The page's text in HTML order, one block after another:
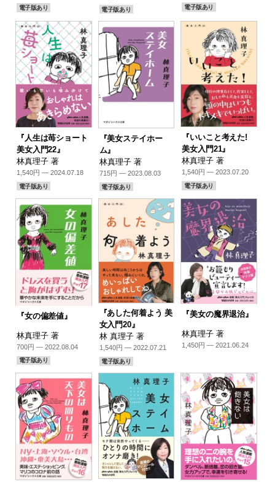
電子版あり 電子版あり 電子版あり
『人生は苺ショート
美女入門22』
林真理子 著
1,540円 — 2024.07.18
電子版あり
『美女ステイホー
ム』
林真理子 著
715円 — 2023.08.03
電子版あり
『いいこと考えた!
美女入門21』
林真理子 著
1,540円 — 2023.07.20
電子版あり
『女の偏差値』
林真理子 著
700円 — 2022.08.04
電子版あり
『あした何着よう 美
女入門20』
林 真理子 著
1,540円 — 2022.07.21
電子版あり
『美女の魔界退治』
林真理子 著
1,450円 — 2021.06.24